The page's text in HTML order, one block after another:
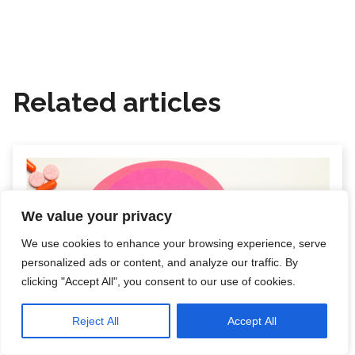
We value your privacy
We use cookies to enhance your browsing experience, serve
personalized ads or content, and analyze our traffic. By
clicking "Accept All", you consent to our use of cookies.
Reject All Accept All
Related articles